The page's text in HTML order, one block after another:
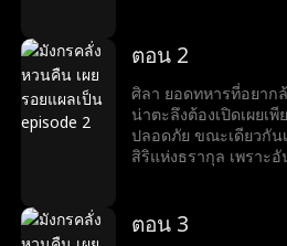
อุปสรรคได้ทุกครั้ง
ตอน 2
ศิลา ยอดทหารที่อยาก
น่าตะลึงต้องเปิดเผยเ
ปลอดภัย ขณะเดียวกั
สิริแห่งธรากุล เพราะ
อุปสรรคได้ทุกครั้ง
ตอน 3